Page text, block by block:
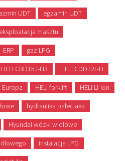
UDT egzamin UDT
eksploatacja masztu
ERP gaz LPG
HELI CBD15J-LI3 HELI CDD12L-LI
Europa HELI forklift HELI Li-Ion
hydraulika paleciaka
Hyundai wózki widłowe
instalacja LPG